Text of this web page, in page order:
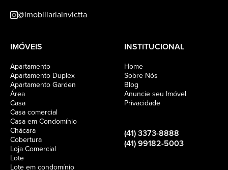
@imobiliariainvictta
IMÓVEIS
Apartamento
Apartamento Duplex
Apartamento Garden
Área
Casa
Casa comercial
Casa em Condomínio
Chácara
Cobertura
Loja Comercial
Lote
Lote em condomínio
INSTITUCIONAL
Home
Sobre Nós
Blog
Anuncie seu Imóvel
Privacidade
(41) 3373-8888
(41) 99182-5003